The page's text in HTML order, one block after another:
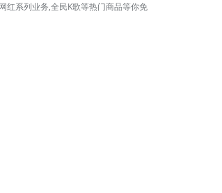
红系列业务,全民K歌等热门商品等你免